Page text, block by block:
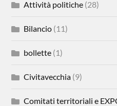
Attività politiche (28)
Bilancio (11)
bollette (1)
Civitavecchia (9)
Comitati territoriali e